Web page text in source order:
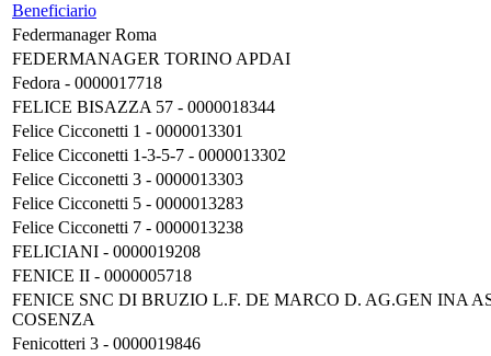
Beneficiario
Federmanager Roma
FEDERMANAGER TORINO APDAI
Fedora - 0000017718
FELICE BISAZZA 57 - 0000018344
Felice Cicconetti 1 - 0000013301
Felice Cicconetti 1-3-5-7 - 0000013302
Felice Cicconetti 3 - 0000013303
Felice Cicconetti 5 - 0000013283
Felice Cicconetti 7 - 0000013238
FELICIANI - 0000019208
FENICE II - 0000005718
FENICE SNC DI BRUZIO L.F. DE MARCO D. AG.GEN INA
COSENZA
Fenicotteri 3 - 0000019846